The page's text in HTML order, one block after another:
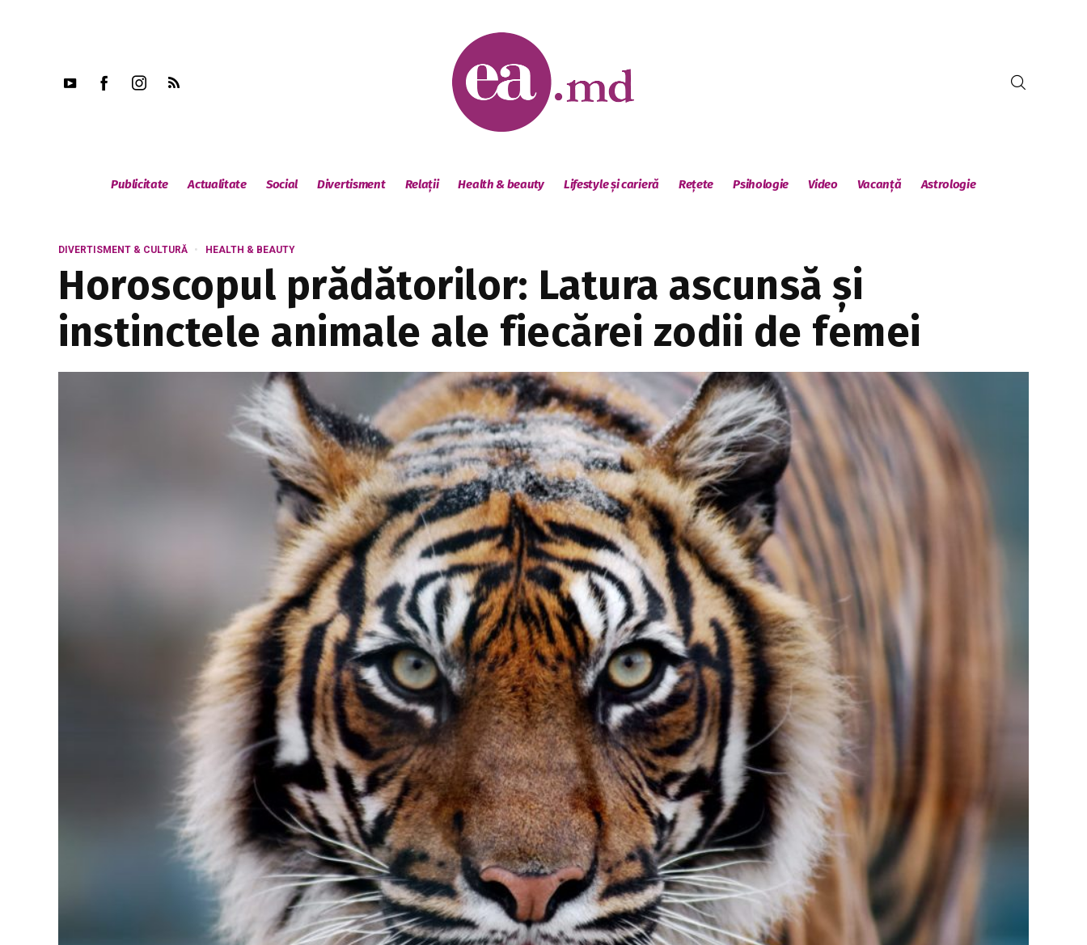
Publicitate Actualitate Social Divertisment Relații Health & beauty Lifestyle și carieră Rețete Psihologie Video Vacanță Astrologie
DIVERTISMENT & CULTURĂ HEALTH & BEAUTY
Horoscopul prădătorilor: Latura ascunsă și
instinctele animale ale fiecărei zodii de femei